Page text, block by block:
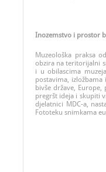
Inozemstvo i prostor
Muzeološka praksa
obzira na teritorijalni
i u obilascima
postavima,
bivše države,
pregršt ideja i skupiti
djelatnici MDC-a,
Fototeku snimkama